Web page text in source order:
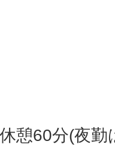
憩60分(夜